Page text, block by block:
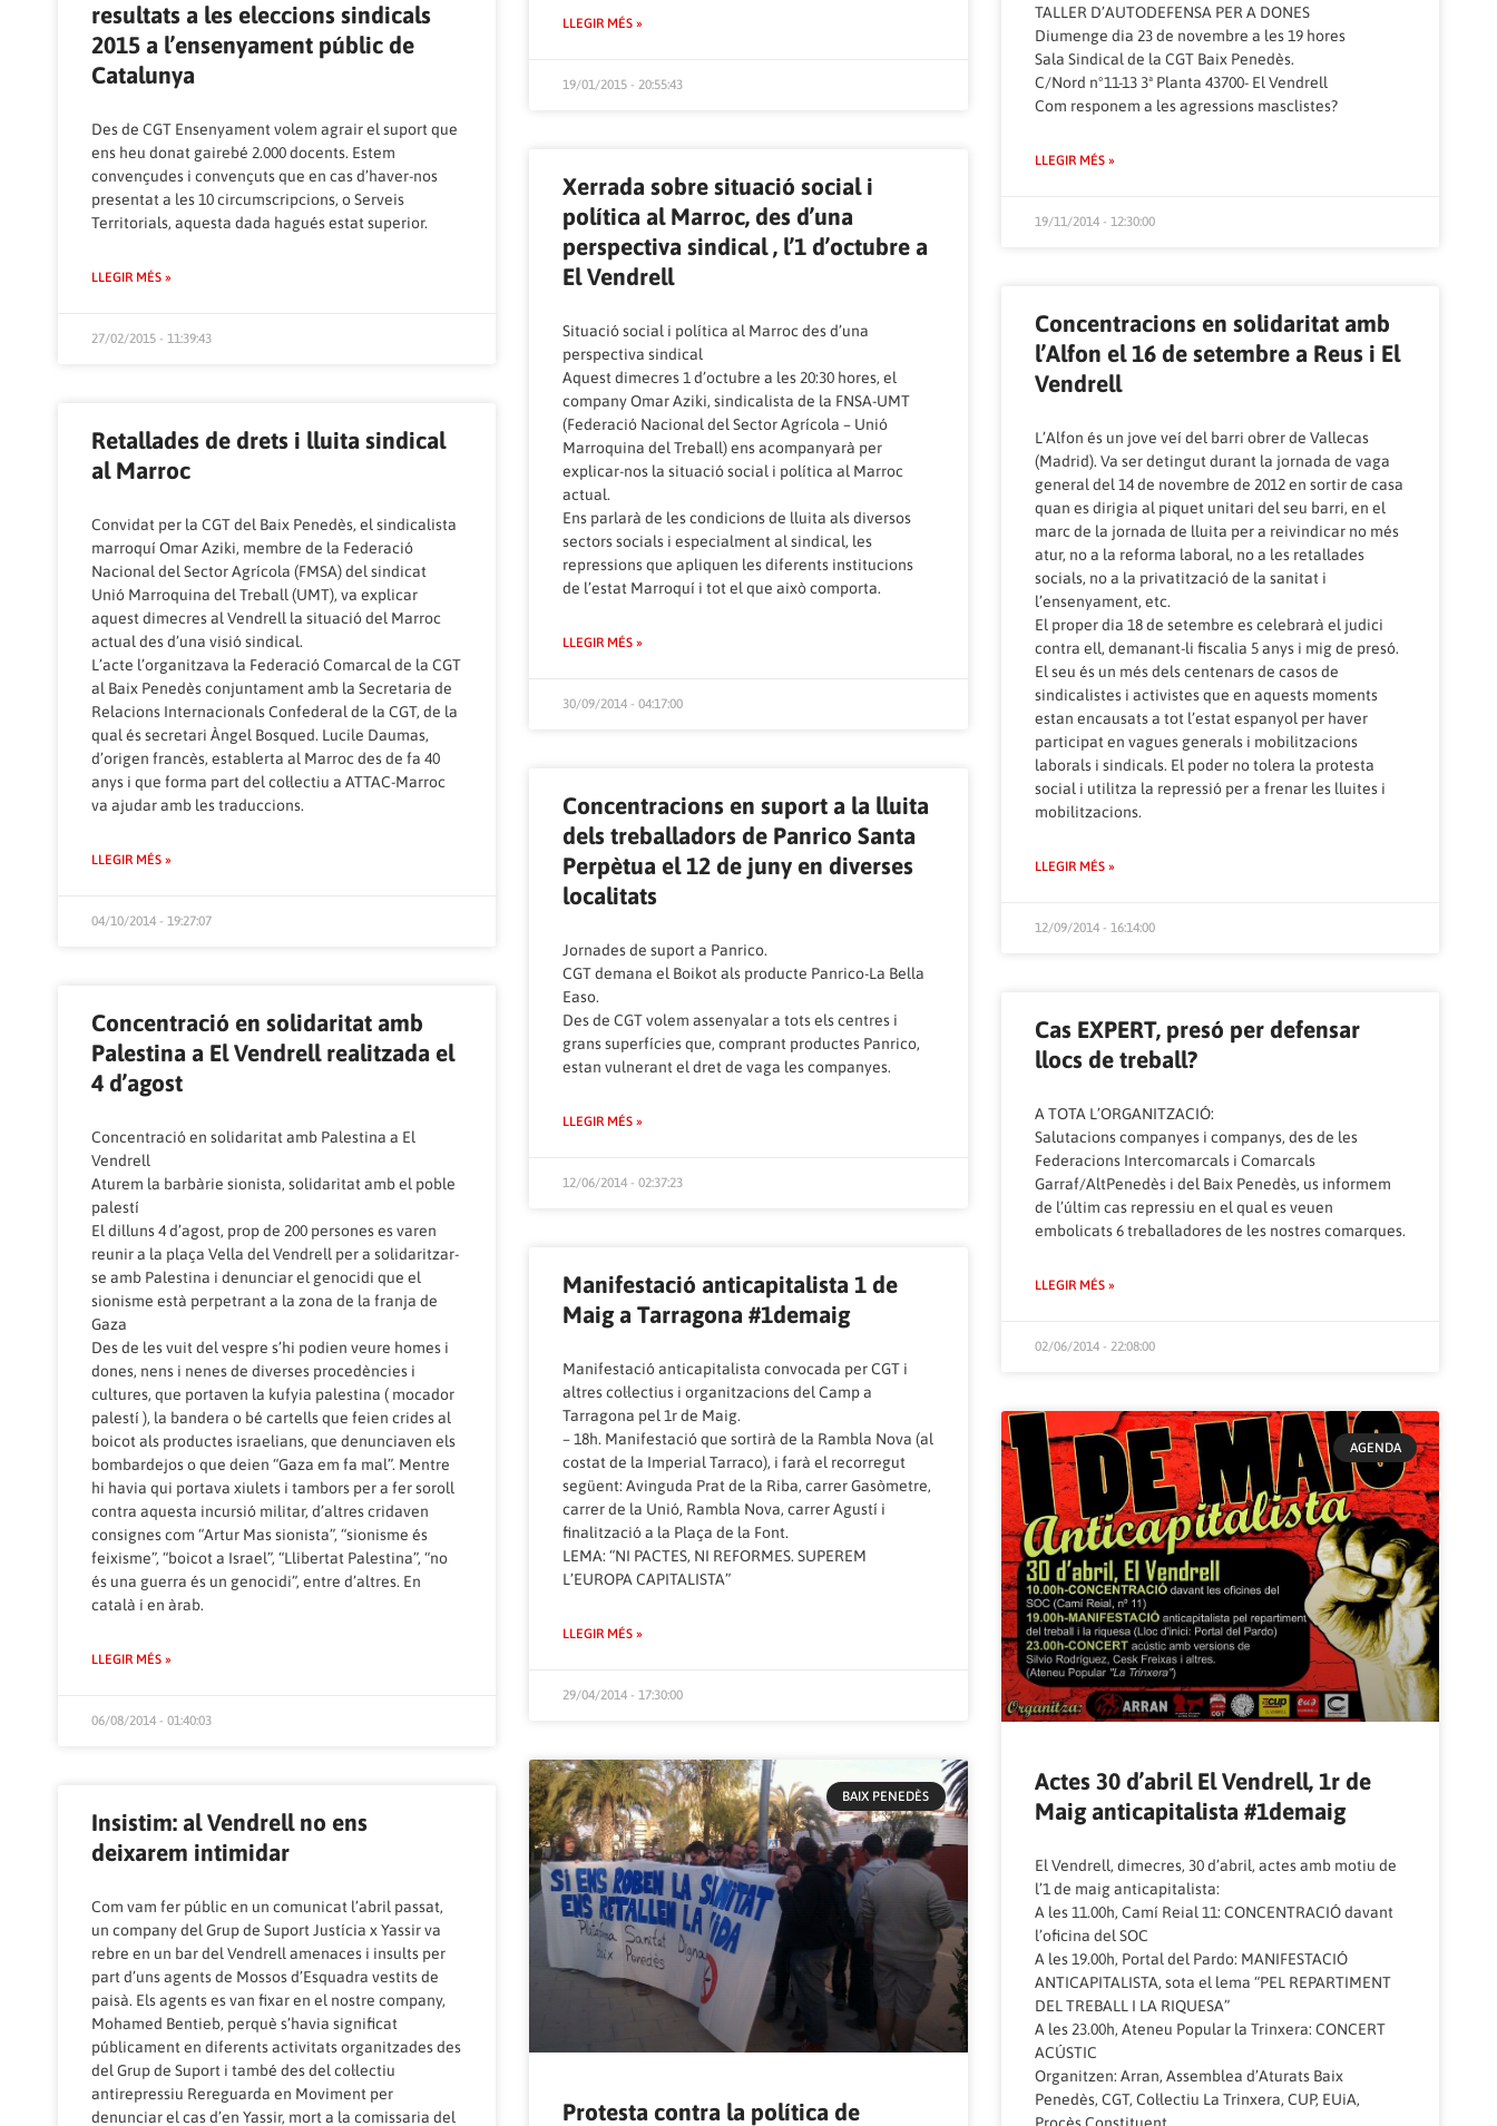
resultats a les eleccions sindicals
2015 a l’ensenyament públic de
Catalunya
Des de CGT Ensenyament volem agrair el suport que
ens heu donat gairebé 2.000 docents. Estem
convençudes i convençuts que en cas d’haver-nos
presentat a les 10 circumscripcions, o Serveis
Territorials, aquesta dada hagués estat superior.
LLEGIR MÉS »
27/02/2015 - 11:39:43
LLEGIR MÉS »
19/01/2015 - 20:55:43
TALLER D’AUTODEFENSA PER A DONES
Diumenge dia 23 de novembre a les 19 hores
Sala Sindical de la CGT Baix Penedès.
C/Nord nº11-13 3ª Planta 43700- El Vendrell
Com responem a les agressions masclistes?
LLEGIR MÉS »
19/11/2014 - 12:30:00
Retallades de drets i lluita sindical
al Marroc
Convidat per la CGT del Baix Penedès, el sindicalista
marroquí Omar Aziki, membre de la Federació
Nacional del Sector Agrícola (FMSA) del sindicat
Unió Marroquina del Treball (UMT), va explicar
aquest dimecres al Vendrell la situació del Marroc
actual des d’una visió sindical.
L’acte l’organitzava la Federació Comarcal de la CGT
al Baix Penedès conjuntament amb la Secretaria de
Relacions Internacionals Confederal de la CGT, de la
qual és secretari Àngel Bosqued. Lucile Daumas,
d’origen francès, establerta al Marroc des de fa 40
anys i que forma part del col·lectiu a ATTAC-Marroc
va ajudar amb les traduccions.
LLEGIR MÉS »
04/10/2014 - 19:27:07
Xerrada sobre situació social i
política al Marroc, des d’una
perspectiva sindical , l’1 d’octubre a
El Vendrell
Situació social i política al Marroc des d’una
perspectiva sindical
Aquest dimecres 1 d’octubre a les 20:30 hores, el
company Omar Aziki, sindicalista de la FNSA-UMT
(Federació Nacional del Sector Agrícola – Unió
Marroquina del Treball) ens acompanyarà per
explicar-nos la situació social i política al Marroc
actual.
Ens parlarà de les condicions de lluita als diversos
sectors socials i especialment al sindical, les
repressions que apliquen les diferents institucions
de l’estat Marroquí i tot el que això comporta.
LLEGIR MÉS »
30/09/2014 - 04:17:00
Concentracions en solidaritat amb
l’Alfon el 16 de setembre a Reus i El
Vendrell
L’Alfon és un jove veí del barri obrer de Vallecas
(Madrid). Va ser detingut durant la jornada de vaga
general del 14 de novembre de 2012 en sortir de casa
quan es dirigia al piquet unitari del seu barri, en el
marc de la jornada de lluita per a reivindicar no més
atur, no a la reforma laboral, no a les retallades
socials, no a la privatització de la sanitat i
l’ensenyament, etc.
El proper dia 18 de setembre es celebrarà el judici
contra ell, demanant-li fiscalia 5 anys i mig de presó.
El seu és un més dels centenars de casos de
sindicalistes i activistes que en aquests moments
estan encausats a tot l’estat espanyol per haver
participat en vagues generals i mobilitzacions
laborals i sindicals. El poder no tolera la protesta
social i utilitza la repressió per a frenar les lluites i
mobilitzacions.
LLEGIR MÉS »
12/09/2014 - 16:14:00
Concentració en solidaritat amb
Palestina a El Vendrell realitzada el
4 d’agost
Concentració en solidaritat amb Palestina a El
Vendrell
Aturem la barbàrie sionista, solidaritat amb el poble
palestí
El dilluns 4 d’agost, prop de 200 persones es varen
reunir a la plaça Vella del Vendrell per a solidaritzar-
se amb Palestina i denunciar el genocidi que el
sionisme està perpetrant a la zona de la franja de
Gaza
Des de les vuit del vespre s’hi podien veure homes i
dones, nens i nenes de diverses procedències i
cultures, que portaven la kufyia palestina ( mocador
palestí ), la bandera o bé cartells que feien crides al
boicot als productes israelians, que denunciaven els
bombardejos o que deien “Gaza em fa mal”. Mentre
hi havia qui portava xiulets i tambors per a fer soroll
contra aquesta incursió militar, d’altres cridaven
consignes com “Artur Mas sionista”, “sionisme és
feixisme”, “boicot a Israel”, “Llibertat Palestina”, “no
és una guerra és un genocidi”, entre d’altres. En
català i en àrab.
LLEGIR MÉS »
06/08/2014 - 01:40:03
Concentracions en suport a la lluita
dels treballadors de Panrico Santa
Perpètua el 12 de juny en diverses
localitats
Jornades de suport a Panrico.
CGT demana el Boikot als producte Panrico-La Bella
Easo.
Des de CGT volem assenyalar a tots els centres i
grans superfícies que, comprant productes Panrico,
estan vulnerant el dret de vaga les companyes.
LLEGIR MÉS »
12/06/2014 - 02:37:23
Cas EXPERT, presó per defensar
llocs de treball?
A TOTA L’ORGANITZACIÓ:
Salutacions companyes i companys, des de les
Federacions Intercomarcals i Comarcals
Garraf/AltPenedès i del Baix Penedès, us informem
de l’últim cas repressiu en el qual es veuen
embolicats 6 treballadores de les nostres comarques.
LLEGIR MÉS »
02/06/2014 - 22:08:00
Insistim: al Vendrell no ens
deixarem intimidar
Com vam fer públic en un comunicat l’abril passat,
un company del Grup de Suport Justícia x Yassir va
rebre en un bar del Vendrell amenaces i insults per
part d’uns agents de Mossos d’Esquadra vestits de
paisà. Els agents es van fixar en el nostre company,
Mohamed Bentieb, perquè s’havia significat
públicament en diferents activitats organitzades des
del Grup de Suport i també des del col·lectiu
antirepressiu Rereguarda en Moviment per
denunciar el cas d’en Yassir, mort a la comissaria del
Manifestació anticapitalista 1 de
Maig a Tarragona #1demaig
Manifestació anticapitalista convocada per CGT i
altres col·lectius i organitzacions del Camp a
Tarragona pel 1r de Maig.
– 18h. Manifestació que sortirà de la Rambla Nova (al
costat de la Imperial Tarraco), i farà el recorregut
següent: Avinguda Prat de la Riba, carrer Gasòmetre,
carrer de la Unió, Rambla Nova, carrer Agustí i
finalització a la Plaça de la Font.
LEMA: “NI PACTES, NI REFORMES. SUPEREM
L’EUROPA CAPITALISTA”
LLEGIR MÉS »
29/04/2014 - 17:30:00
AGENDA
Actes 30 d’abril El Vendrell, 1r de
Maig anticapitalista #1demaig
El Vendrell, dimecres, 30 d’abril, actes amb motiu de
l’1 de maig anticapitalista:
A les 11.00h, Camí Reial 11: CONCENTRACIÓ davant
l’oficina del SOC
A les 19.00h, Portal del Pardo: MANIFESTACIÓ
ANTICAPITALISTA, sota el lema “PEL REPARTIMENT
DEL TREBALL I LA RIQUESA”
A les 23.00h, Ateneu Popular la Trinxera: CONCERT
ACÚSTIC
Organitzen: Arran, Assemblea d’Aturats Baix
Penedès, CGT, Col·lectiu La Trinxera, CUP, EUiA,
BAIX PENEDÈS
Protesta contra la política de